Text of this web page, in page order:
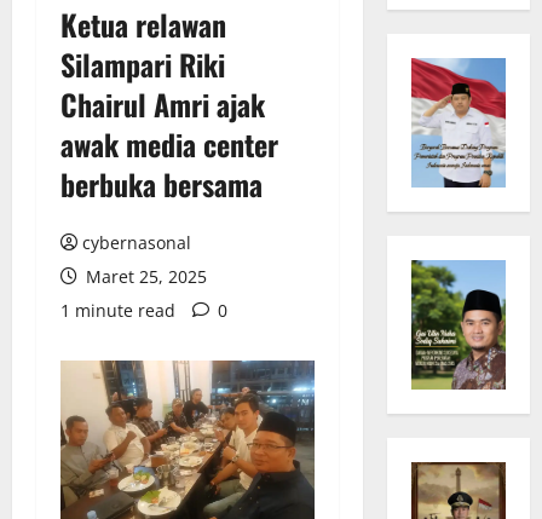
Ketua relawan
Silampari Riki
Chairul Amri ajak
awak media center
berbuka bersama
cybernasonal
Maret 25, 2025
1 minute read
0